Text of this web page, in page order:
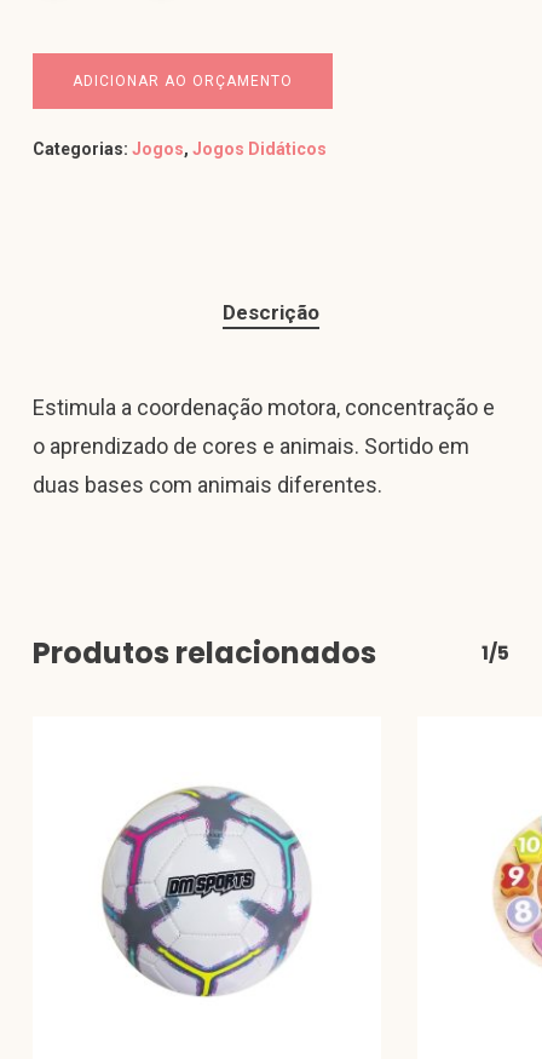
ADICIONAR AO ORÇAMENTO
Categorias: Jogos, Jogos Didáticos
Descrição
Estimula a coordenação motora, concentração e
o aprendizado de cores e animais. Sortido em
duas bases com animais diferentes.
Produtos relacionados 1/5